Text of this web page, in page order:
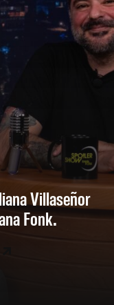
Villaseñor
Fonk.